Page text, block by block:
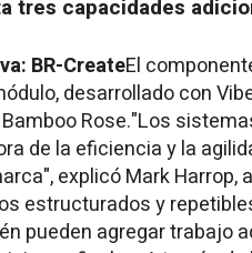
tres capacidades
BR-CreateEl
desarrollado con
Rose."Los
de la eficiencia y la
explicóMark Harrop,
estructurados y
pueden agregar trabajo